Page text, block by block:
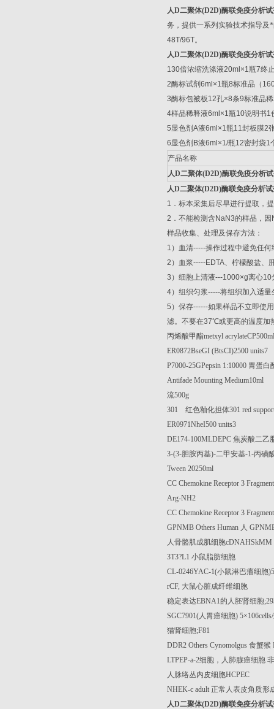
人D二聚体(D2D)酶联免疫分析
务，提供一系列实验技术指导及
48T/96T。
人D二聚体(D2D)酶联免疫分析
130倍浓缩洗涤液20ml×1瓶7终
2酶标试剂 6ml×1瓶8标准品（
3酶标包被板12孔×8条9标准品
4样品稀释液6ml×1瓶10说明书1
5显色剂 A液6ml×1瓶11封板膜2
6显色剂 B液6ml×1/瓶12密封袋1
产品名称
人D二聚体(D2D)酶联免疫分析
人D二聚体(D2D)酶联免疫分析
1 ．标本采集后尽早进行提取，
2 ．不能检测含 NaN3的样品，因
样品收集、处理及保存方法：
1 ）血清-----操作过程中避免任
2 ）血浆-----EDTA、柠檬酸盐、
3 ）细胞上清液---1000×g离心10
4）组织匀浆-----将组织加入适量
5 ）保存------如果样品不立即使
滤。不要在37℃或更高的温度加
丙烯酸甲酯metxyl
ER0872BseGI (BtsCI)2500 units7
P7000-25GPepsin 1:10000 胃蛋白
Antifade Mounting Medium10ml
流500g
301 红色釉化担体301 red
ER0971NheI500 units3
DE174-100MLDEPC 焦炭酸二乙
3-(3-胆胺丙基)-二甲安基-1-丙磺
Tween 20250ml
CC Chemokine Receptor 3
Arg-NH2
CC Chemokine Receptor 3
GPNMB Others Human 人
人骨骼肌成肌细胞cDNAHSkMM
3T3?L1 小鼠脂肪细胞
CL-0246YAC-1(小鼠淋巴瘤细胞)5
rCF, 大鼠心脏成纤维细胞
稳定表达EBNA1的人胚肾细胞
SGC7901(人胃癌细胞) 5×106cells/
猫肾细胞;F81
DDR2 Others Cynomolgus 食蟹猴
LTPEP-a-2细胞，人肺腺癌细胞
人脉络丛内皮细胞HCPEC
NHEK-c adult 正常人表皮角质形
人D二聚体(D2D)酶联免疫分析